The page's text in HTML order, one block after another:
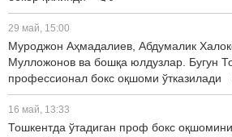
29 май, 15:00
Муроджон Аҳмадалиев, Абдумалик
Мулложонов ва бошқа юлдузлар. Бугун
профессионал бокс оқшоми ўтказилади
16 май, 13:33
Тошкентда ўтадиган проф бокс